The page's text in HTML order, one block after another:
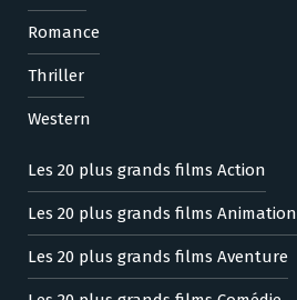
Romance
Thriller
Western
Les 20 plus grands films Action
Les 20 plus grands films Animation
Les 20 plus grands films Aventure